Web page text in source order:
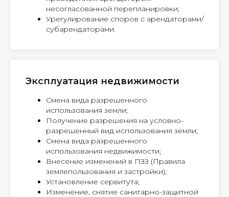
несогласованной перепланировки;
Урегулирование споров с арендаторами/
субарендаторами.
Эксплуатация недвижимости
Смена вида разрешенного
использования земли;
Получение разрешения на условно-
разрешенный вид использования земли;
Смена вида разрешенного
использования недвижимости;
Внесение изменений в ПЗЗ (Правила
землепользования и застройки);
Установление сервитута;
Изменение, снятие санитарно-защитной